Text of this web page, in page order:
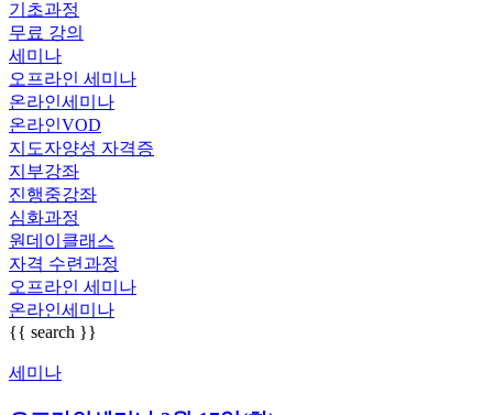
기초과정
무료 강의
세미나
오프라인 세미나
온라인세미나
온라인VOD
지도자양성 자격증
지부강좌
진행중강좌
심화과정
원데이클래스
자격 수련과정
오프라인 세미나
온라인세미나
{{ search }}
세미나